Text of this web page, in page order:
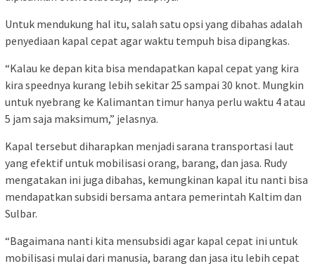
Untuk mendukung hal itu, salah satu opsi yang dibahas adalah
penyediaan kapal cepat agar waktu tempuh bisa dipangkas.
“Kalau ke depan kita bisa mendapatkan kapal cepat yang kira
kira speednya kurang lebih sekitar 25 sampai 30 knot. Mungkin
untuk nyebrang ke Kalimantan timur hanya perlu waktu 4 atau
5 jam saja maksimum,” jelasnya.
Kapal tersebut diharapkan menjadi sarana transportasi laut
yang efektif untuk mobilisasi orang, barang, dan jasa. Rudy
mengatakan ini juga dibahas, kemungkinan kapal itu nanti bisa
mendapatkan subsidi bersama antara pemerintah Kaltim dan
Sulbar.
“Bagaimana nanti kita mensubsidi agar kapal cepat ini untuk
mobilisasi mulai dari manusia, barang dan jasa itu lebih cepat